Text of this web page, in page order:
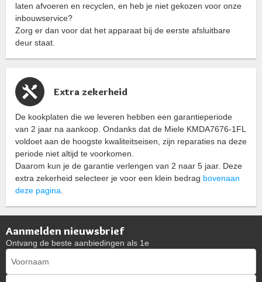
laten afvoeren en recyclen, en heb je niet gekozen voor onze
inbouwservice?
Zorg er dan voor dat het apparaat bij de eerste afsluitbare
deur staat.
Extra zekerheid
De kookplaten die we leveren hebben een garantieperiode
van 2 jaar na aankoop. Ondanks dat de Miele KMDA7676-1FL
voldoet aan de hoogste kwaliteitseisen, zijn reparaties na deze
periode niet altijd te voorkomen.
Daarom kun je de garantie verlengen van 2 naar 5 jaar. Deze
extra zekerheid selecteer je voor een klein bedrag bovenaan
deze pagina
Aanmelden nieuwsbrief
Ontvang de beste aanbiedingen als 1e